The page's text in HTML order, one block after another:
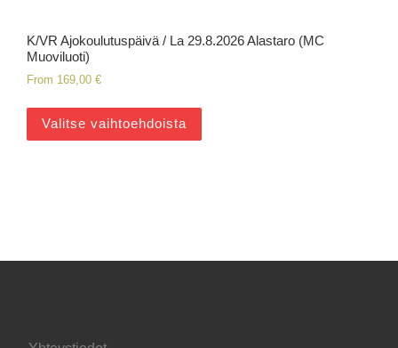
K/VR Ajokoulutuspäivä / La 29.8.2026 Alastaro (MC
Muoviluoti)
From 169,00 €
Valitse vaihtoehdoista